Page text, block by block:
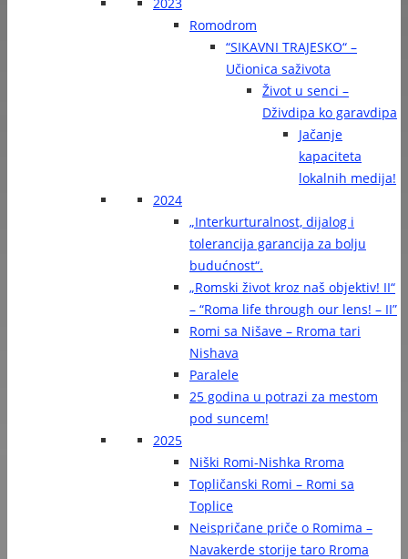
Romodrom
“SIKAVNI TRAJESKO“ –
Učionica saživota
Život u senci –
Dživdipa ko garavdipa
Jačanje
kapaciteta
lokalnih medija!
2024
„Interkurturalnost, dijalog i
tolerancija garancija za bolju
budućnost“.
„Romski život kroz naš objektiv! II“
– “Roma life through our lens! – II”
Romi sa Nišave – Rroma tari
Nishava
Paralele
25 godina u potrazi za mestom
pod suncem!
2025
Niški Romi-Nishka Rroma
Topličanski Romi – Romi sa
Toplice
Neispričane priče o Romima –
Navakerde storije taro Rroma